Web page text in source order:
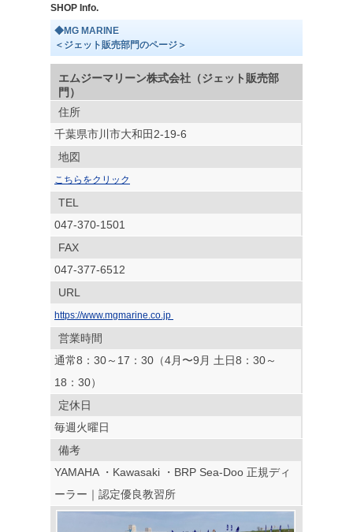
SHOP Info.
◆MG MARINE
＜ジェット販売部門のページ＞
エムジーマリーン株式会社（ジェット販売部
門）
住所
千葉県市川市大和田2-19-6
地図
こちらをクリック
TEL
047-370-1501
FAX
047-377-6512
URL
https://www.mgmarine.co.jp
営業時間
通常8：30～17：30（4月〜9月 土日8：30～
18：30）
定休日
毎週火曜日
備考
YAMAHA ・Kawasaki ・BRP Sea-Doo 正規ディ
ーラー｜認定優良教習所